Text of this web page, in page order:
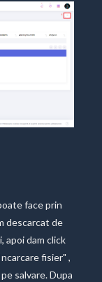
face prin
descarcat de
apoi dam click
fisier" ,
salvare. Dupa